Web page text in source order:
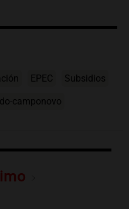
EPEC Subsidios
camponovo